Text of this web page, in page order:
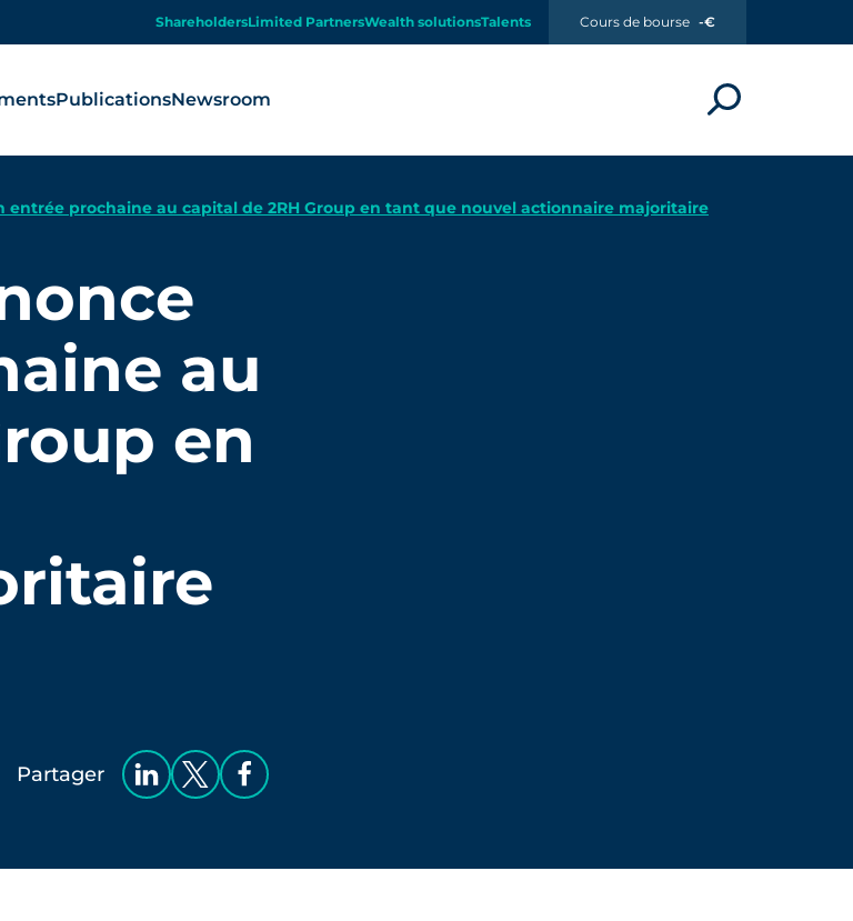
ShareholdersLimited PartnersWealth solutionsTalents Cours de bourse -€
PublicationsNewsroom
entrée prochaine au capital de 2RH Group en tant que nouvel actionnaire majoritaire
au
en
Partager